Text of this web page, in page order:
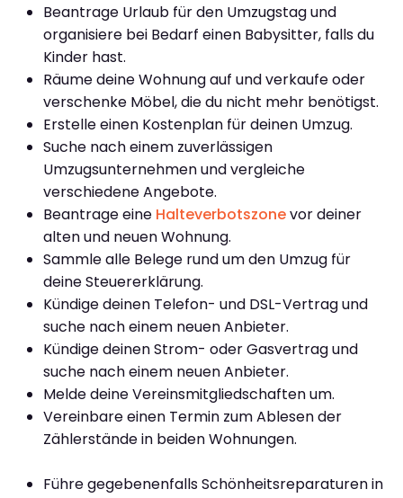
Beantrage Urlaub für den Umzugstag und
organisiere bei Bedarf einen Babysitter, falls du
Kinder hast.
Räume deine Wohnung auf und verkaufe oder
verschenke Möbel, die du nicht mehr benötigst.
Erstelle einen Kostenplan für deinen Umzug.
Suche nach einem zuverlässigen
Umzugsunternehmen und vergleiche
verschiedene Angebote.
Beantrage eine Halteverbotszonevor deiner
alten und neuen Wohnung.
Sammle alle Belege rund um den Umzug für
deine Steuererklärung.
Kündige deinen Telefon- und DSL-Vertrag und
suche nach einem neuen Anbieter.
Kündige deinen Strom- oder Gasvertrag und
suche nach einem neuen Anbieter.
Melde deine Vereinsmitgliedschaften um.
Vereinbare einen Termin zum Ablesen der
Zählerstände in beiden Wohnungen.
Führe gegebenenfalls Schönheitsreparaturen in